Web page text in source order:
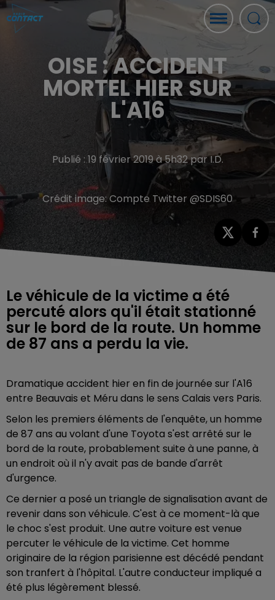
OISE : ACCIDENT
MORTEL HIER SUR
L'A16
Publié : 19 février 2019 à 5h32 par I.D.
Crédit image:Compte Twitter @SDIS60
Le véhicule de la victime a été
percuté alors qu'il était stationné
sur le bord de la route. Un homme
de 87 ans a perdu la vie.
Dramatique accident hier en fin de journée sur l'A16
entre Beauvais et Méru dans le sens Calais vers Paris.
Selon les premiers éléments de l'enquête, un homme
de 87 ans au volant d'une Toyota s'est arrêté sur le
bord de la route, probablement suite à une panne, à
un endroit où il n'y avait pas de bande d'arrêt
d'urgence.
Ce dernier a posé un triangle de signalisation avant de
revenir dans son véhicule. C'est à ce moment-là que
le choc s'est produit. Une autre voiture est venue
percuter le véhicule de la victime. Cet homme
originaire de la région parisienne est décédé pendant
son tranfert à l'hôpital. L'autre conducteur impliqué a
été plus légèrement blessé.